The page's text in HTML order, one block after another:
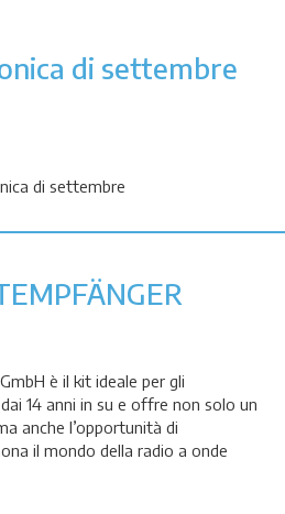
di settembre
di settembre
è il kit ideale per gli
14 anni in su e offre non solo un
anche l’opportunità di
il mondo della radio a onde